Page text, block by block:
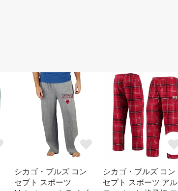
シカゴ・ブルズ コン
セプト スポーツ
シカゴ・ブルズ コン
セプト スポーツ アル